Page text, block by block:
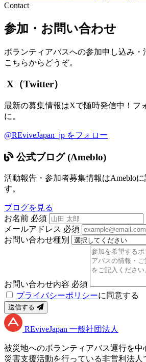
Contact
参加・お問い合わせ
ボランティアバスへの参加申し込み
こちらからどうぞ。
X（Twitter）
最新の募集情報はXで随時発信中！フ
に。
@REviveJapan_jp をフォロー
公式ブログ (Ameblo)
活動報告・参加者募集情報はAmeblo
す。
ブログを見る
お名前 必須
メールアドレス 必須
お問い合わせ種別
お問い合わせ内容 必須
プライバシーポリシーに同意する
送信する
REviveJapan 一般社団法人
被災地へのボランティアバス運行を中
災害支援活動を行っている非営利法人